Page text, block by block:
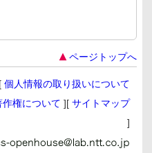
ページトップへ
個人情報の取り扱いについて
作権について ][ サイトマップ
]